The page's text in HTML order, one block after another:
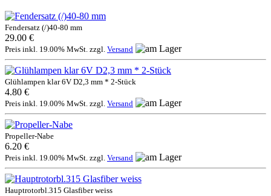
Fendersatz (/)40-80 mm
29.00 €
Preis inkl. 19.00% MwSt. zzgl. Versand
Glühlampen klar 6V D2,3 mm * 2-Stück
4.80 €
Preis inkl. 19.00% MwSt. zzgl. Versand
Propeller-Nabe
6.20 €
Preis inkl. 19.00% MwSt. zzgl. Versand
Hauptrotorbl.315 Glasfiber weiss